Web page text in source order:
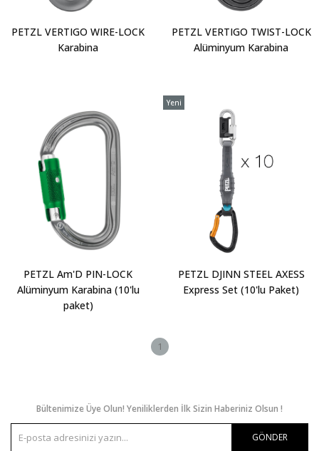
PETZL VERTIGO WIRE-LOCK
Karabina
PETZL VERTIGO TWIST-LOCK
Alüminyum Karabina
PETZL Am'D PIN-LOCK
Alüminyum Karabina (10'lu
paket)
PETZL DJINN STEEL AXESS
Express Set (10'lu Paket)
Yeni
1
Bültenimize Üye Olun! Yeniliklerden İlk Sizin Haberiniz Olsun !
GÖNDER